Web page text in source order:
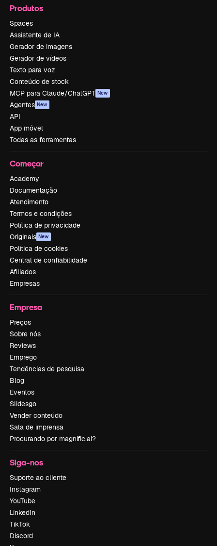
Produtos
Spaces
Assistente de IA
Gerador de imagens
Gerador de vídeos
Texto para voz
Conteúdo de stock
MCP para Claude/ChatGPT New
Agentes New
API
App móvel
Todas as ferramentas
Começar
Academy
Documentação
Atendimento
Termos e condições
Política de privacidade
Originais New
Política de cookies
Central de confiabilidade
Afiliados
Empresas
Empresa
Preços
Sobre nós
Reviews
Emprego
Tendências de pesquisa
Blog
Eventos
Slidesgo
Vender conteúdo
Sala de imprensa
Procurando por magnific.ai?
Siga-nos
Suporte ao cliente
Instagram
YouTube
LinkedIn
TikTok
Discord